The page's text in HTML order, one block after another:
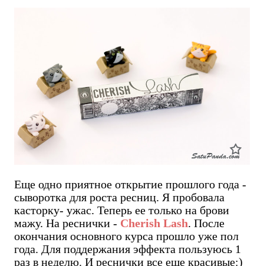
Еще одно приятное открытие прошлого года -
сыворотка для роста ресниц. Я пробовала
касторку- ужас. Теперь ее только на брови
мажу. На реснички - Cherish Lash. После
окончания основного курса прошло уже пол
года. Для поддержания эффекта пользуюсь 1
раз в неделю. И реснички все еще красивые:)